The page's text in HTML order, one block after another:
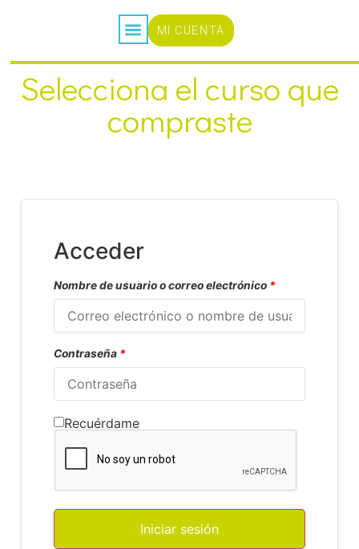
MI CUENTA
Selecciona el curso que
compraste
Acceder
Nombre de usuario o correo electrónico *
Contraseña *
Recuérdame
Iniciar sesión